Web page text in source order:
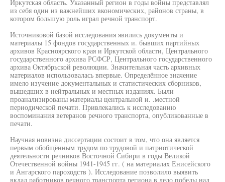
Иркутская область. Указанный регион в годы войны представлял
из себя один из важнейших вкономических, районов страны, в
котором большую роль играл речной транспорт.
Источниковой базой исследования явились документы и
материалы 15 фондов государственных и. бывших партийных
архивов Красноярского края и Иркутской области, Центрального
государственного архива РСФСР, Центрального государственного
архива Октябрьской революции. Значительная часть архивных
материалов использовалась впервые. Определённое значение
имело изучение документальных и статистических сборников,
вышедших в нейтральных и местных изданиях. Были
проанализированы материалы центральной и. .местной
периодической печати. Привлекались к исследованию
воспоминания ветеранов речного транспорта, опубликованные в
печати.
Научная новизна диссертации состоит в том, что она является
первым обобщённым трудом по трудовой и патриотической
деятельности речников Восточной Сибири в годы Великой
Отечественной войны 1941-1945 гг. ( на материалах Енисейского
и Ангарского пароходств ). Исследование позволило выявить
вклад работников речного транспорта региона в дело победы над